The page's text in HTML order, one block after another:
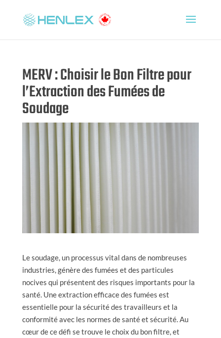
MERV : Choisir le Bon Filtre pour
l’Extraction des Fumées de
Soudage
Le soudage, un processus vital dans de nombreuses
industries, génère des fumées et des particules
nocives qui présentent des risques importants pour la
santé. Une extraction efficace des fumées est
essentielle pour la sécurité des travailleurs et la
conformité avec les normes de santé et sécurité. Au
cœur de ce défi se trouve le choix du bon filtre, et